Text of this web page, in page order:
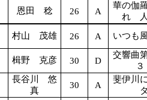
恩田 稔 26 A
華の伽
れ 人
村山 茂雄 26 A いつも
楫野 克彦 30 D
交響曲
長谷川 悠
真
30 A
斐伊川